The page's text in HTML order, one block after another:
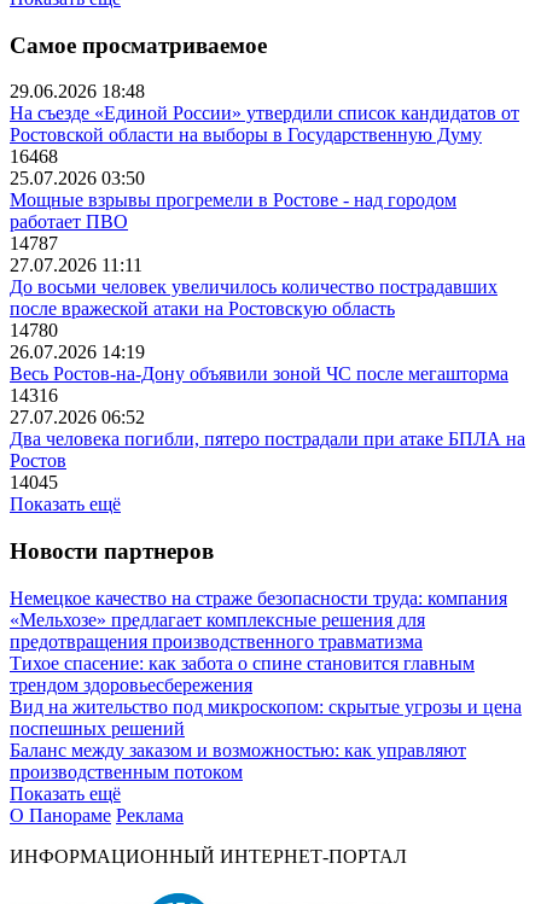
Самое просматриваемое
29.06.2026 18:48
На съезде «Единой России» утвердили список кандидатов от
Ростовской области на выборы в Государственную Думу
16468
25.07.2026 03:50
Мощные взрывы прогремели в Ростове - над городом
работает ПВО
14787
27.07.2026 11:11
До восьми человек увеличилось количество пострадавших
после вражеской атаки на Ростовскую область
14780
26.07.2026 14:19
Весь Ростов-на-Дону объявили зоной ЧС после мегашторма
14316
27.07.2026 06:52
Два человека погибли, пятеро пострадали при атаке БПЛА на
Ростов
14045
Показать ещё
Новости партнеров
Немецкое качество на страже безопасности труда: компания
«Мельхозе» предлагает комплексные решения для
предотвращения производственного травматизма
Тихое спасение: как забота о спине становится главным
трендом здоровьесбережения
Вид на жительство под микроскопом: скрытые угрозы и цена
поспешных решений
Баланс между заказом и возможностью: как управляют
производственным потоком
Показать ещё
О Панораме Реклама
ИНФОРМАЦИОННЫЙ ИНТЕРНЕТ-ПОРТАЛ